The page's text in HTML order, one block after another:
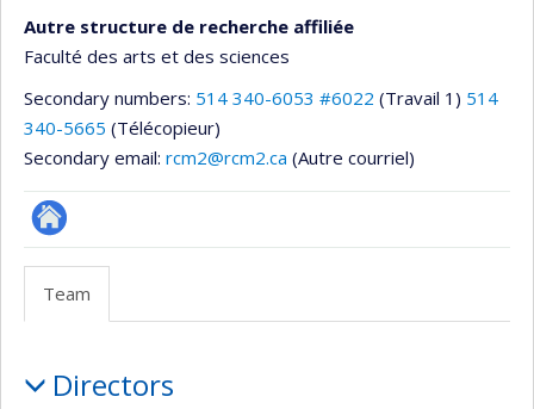
Autre structure de recherche affiliée
Faculté des arts et des sciences
Secondary numbers: 514 340-6053 #6022 (Travail 1) 514
340-5665 (Télécopieur)
Secondary email: rcm2@rcm2.ca (Autre courriel)
Autre
Team
Directors